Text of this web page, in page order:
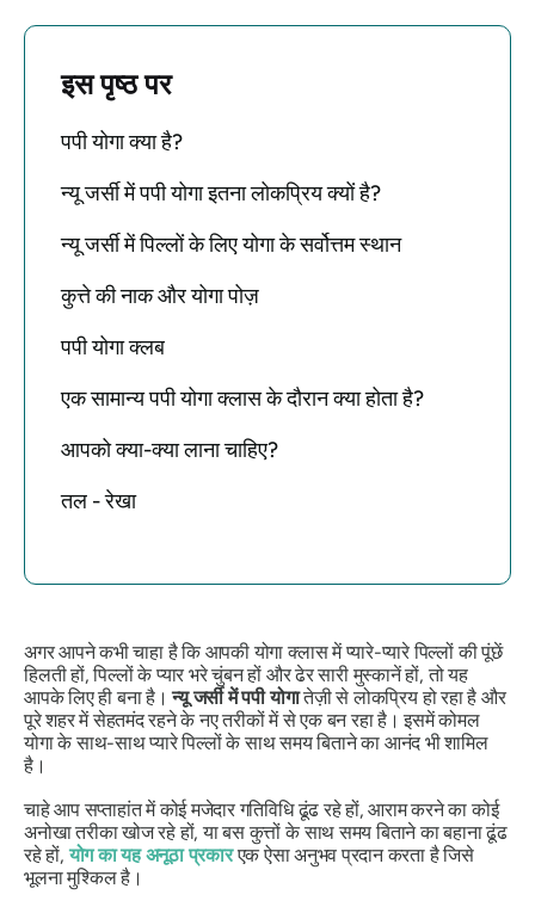
इस पृष्ठ पर
पपी योगा क्या है?
न्यू जर्सी में पपी योगा इतना लोकप्रिय क्यों है?
न्यू जर्सी में पिल्लों के लिए योगा के सर्वोत्तम स्थान
कुत्ते की नाक और योगा पोज़
पपी योगा क्लब
एक सामान्य पपी योगा क्लास के दौरान क्या होता है?
आपको क्या-क्या लाना चाहिए?
तल - रेखा
अगर आपने कभी चाहा है कि आपकी योगा क्लास में प्यारे-प्यारे पिल्लों की पूंछें
हिलती हों, पिल्लों के प्यार भरे चुंबन हों और ढेर सारी मुस्कानें हों, तो यह
आपके लिए ही बना है।न्यू जर्सी में पपी योगातेज़ी से लोकप्रिय हो रहा है और
पूरे शहर में सेहतमंद रहने के नए तरीकों में से एक बन रहा है। इसमें कोमल
योगा के साथ-साथ प्यारे पिल्लों के साथ समय बिताने का आनंद भी शामिल
है।
चाहे आप सप्ताहांत में कोई मजेदार गतिविधि ढूंढ रहे हों, आराम करने का कोई
अनोखा तरीका खोज रहे हों, या बस कुत्तों के साथ समय बिताने का बहाना ढूंढ
रहे हों,योग का यह अनूठा प्रकारएक ऐसा अनुभव प्रदान करता है जिसे
भूलना मुश्किल है।